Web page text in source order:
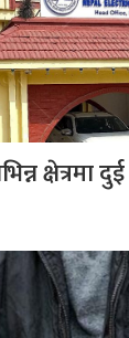
क्षेत्रमा